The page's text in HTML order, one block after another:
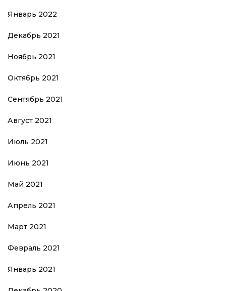
Январь 2022
Декабрь 2021
Ноябрь 2021
Октябрь 2021
Сентябрь 2021
Август 2021
Июль 2021
Июнь 2021
Май 2021
Апрель 2021
Март 2021
Февраль 2021
Январь 2021